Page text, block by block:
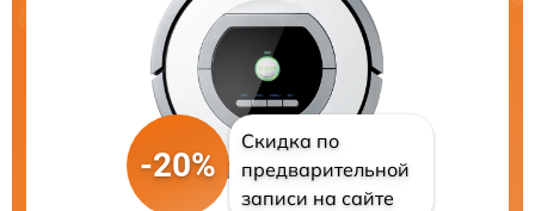
-20%
Скидка по
предварительной
записи на сайте